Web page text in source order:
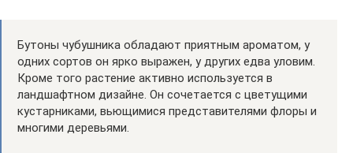
Бутоны чубушника обладают приятным ароматом, у
одних сортов он ярко выражен, у других едва уловим.
Кроме того растение активно используется в
ландшафтном дизайне. Он сочетается с цветущими
кустарниками, вьющимися представителями флоры и
многими деревьями.